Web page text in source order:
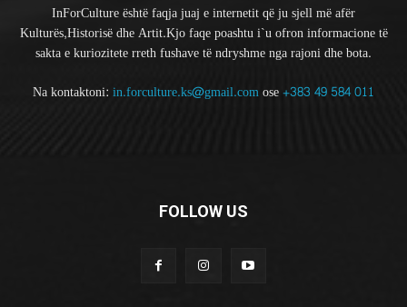
InForCulture është faqja juaj e internetit që ju sjell më afër
Kulturës,Historisë dhe Artit.Kjo faqe poashtu i`u ofron informacione të
sakta e kuriozitete rreth fushave të ndryshme nga rajoni dhe bota.
Na kontaktoni: in.forculture.ks@gmail.comose+383 49 584 011
FOLLOW US